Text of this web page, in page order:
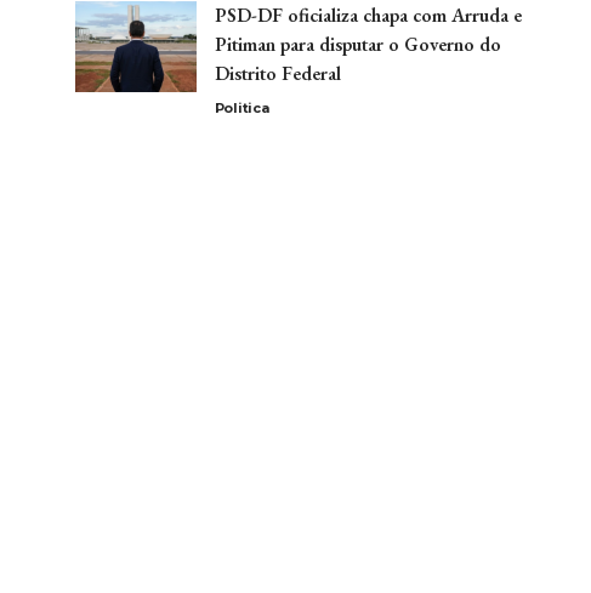
PSD-DF oficializa chapa com Arruda e
Pitiman para disputar o Governo do
Distrito Federal
Politica